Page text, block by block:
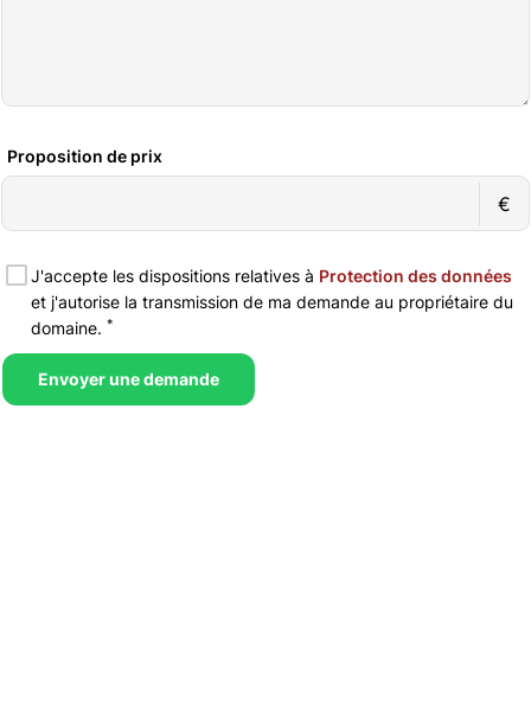
€
Proposition de prix
J'accepte les dispositions relatives à Protection des données
et j'autorise la transmission de ma demande au propriétaire du
domaine. *
Envoyer une demande